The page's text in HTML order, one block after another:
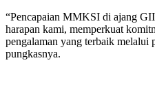
“Pencapaian MMKSI di ajang
harapan kami, memperkuat
pengalaman yang terbaik melalui
pungkasnya.